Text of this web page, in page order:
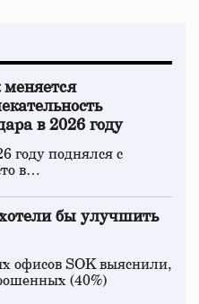
меняется
в 2026 году
году поднялся с
в…
бы улучшить
офисов SOK выяснили,
(40%)